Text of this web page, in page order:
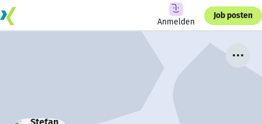
Anmelden
Job posten